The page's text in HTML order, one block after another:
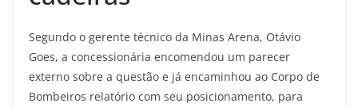
Segundo o gerente técnico da Minas Arena, Otávio
Goes, a concessionária encomendou um parecer
externo sobre a questão e já encaminhou ao Corpo de
Bombeiros relatório com seu posicionamento, para